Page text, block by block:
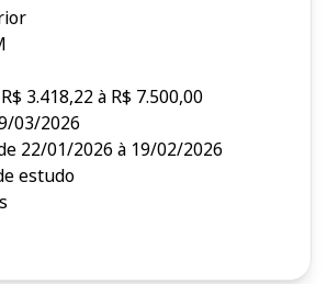
3.418,22 à R$ 7.500,00
03/2026
22/01/2026 à 19/02/2026
estudo